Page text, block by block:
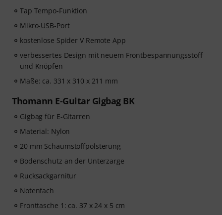
Tap Tempo-Funktion
Mikro-USB-Port
kostenlose Spider V Remote App
verbessertes Design mit neuem Frontbespannungsstoff
und Knöpfen
Maße: ca. 331 x 310 x 211 mm
Thomann E-Guitar Gigbag BK
Gigbag für E-Gitarren
Material: Nylon
20 mm Schaumstoffpolsterung
Bodenschutz an der Unterzarge
Rucksackgarnitur
Notenfach
Fronttasche 1: ca. 37 x 24 x 5 cm